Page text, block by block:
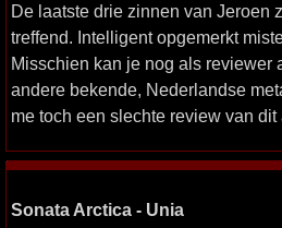
De laatste drie zinnen van Jeroen
treffend. Intelligent opgemerkt
Misschien kan je nog als reviewer
andere bekende, Nederlandse
me toch een slechte review van dit
Sonata Arctica - Unia